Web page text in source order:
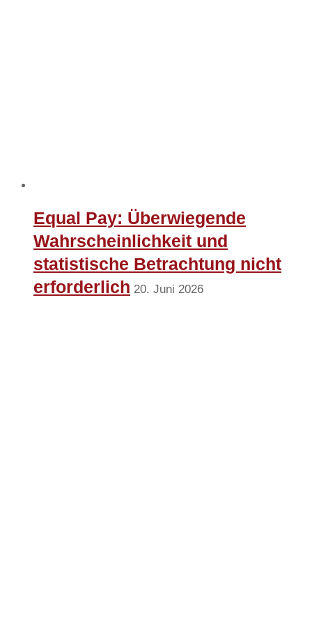
Equal Pay: Überwiegende
Wahrscheinlichkeit und
statistische Betrachtung nicht
erforderlich 20. Juni 2026